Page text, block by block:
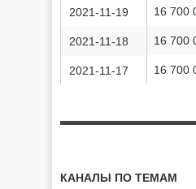
16 700
16 700
16 700
2021-11-19
2021-11-18
2021-11-17
КАНАЛЫ ПО ТЕМАМ